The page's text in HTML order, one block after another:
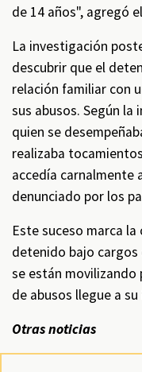
de 14 años", agregó
La investigación
descubrir que el
relación familiar con
sus abusos. Según
quien se
realizaba
accedía carnalmente
denunciado por los
Este suceso marca
detenido bajo cargos
se están
de abusos llegue a su
Otras noticias